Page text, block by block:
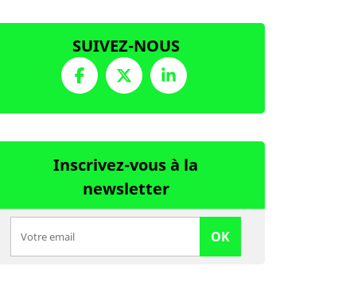
SUIVEZ-NOUS
Inscrivez-vous à la
newsletter
OK